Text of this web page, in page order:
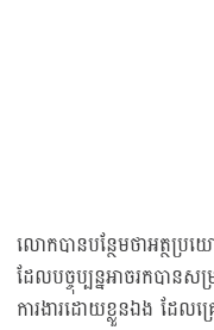
លោកបានបន្ថែមថាអត្ថប្រ
ដែលបច្ចុប្បន្នអាចរកបានសម្
ការងារដោយខ្លួនឯង ដែលគ្